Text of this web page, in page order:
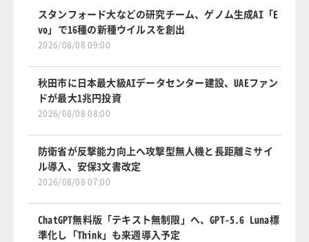
スタンフォード大などの研究チーム、ゲノム生成AI「E
vo」で16種の新種ウイルスを創出
2026/08/08 09:00
秋田市に日本最大級AIデータセンター建設、UAEファン
ドが最大1兆円投資
2026/08/08 08:00
防衛省が反撃能力向上へ攻撃型無人機と長距離ミサイ
ル導入、安保3文書改定
2026/08/08 07:00
ChatGPT無料版「テキスト無制限」へ、GPT-5.6 Luna標
準化し「Think」も来週導入予定